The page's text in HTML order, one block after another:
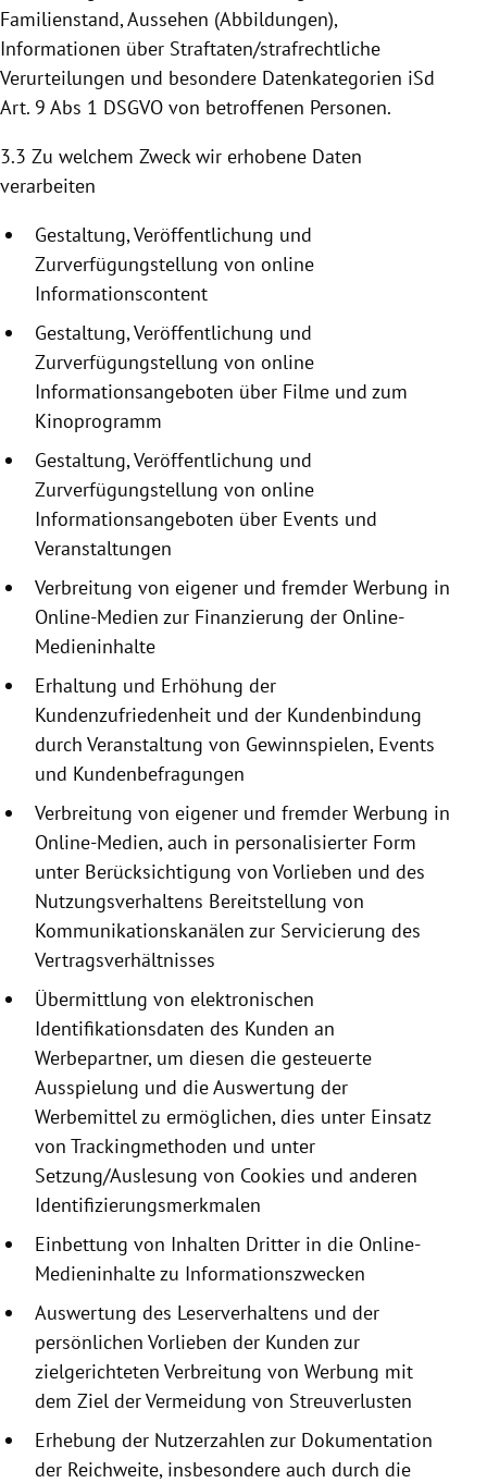
Familienstand, Aussehen (Abbildungen),
Informationen über Straftaten/strafrechtliche
Verurteilungen und besondere Datenkategorien iSd
Art. 9 Abs 1 DSGVO von betroffenen Personen.
3.3 Zu welchem Zweck wir erhobene Daten
verarbeiten
Gestaltung, Veröffentlichung und
Zurverfügungstellung von online
Informationscontent
Gestaltung, Veröffentlichung und
Zurverfügungstellung von online
Informationsangeboten über Filme und zum
Kinoprogramm
Gestaltung, Veröffentlichung und
Zurverfügungstellung von online
Informationsangeboten über Events und
Veranstaltungen
Verbreitung von eigener und fremder Werbung in
Online-Medien zur Finanzierung der Online-
Medieninhalte
Erhaltung und Erhöhung der
Kundenzufriedenheit und der Kundenbindung
durch Veranstaltung von Gewinnspielen, Events
und Kundenbefragungen
Verbreitung von eigener und fremder Werbung in
Online-Medien, auch in personalisierter Form
unter Berücksichtigung von Vorlieben und des
Nutzungsverhaltens Bereitstellung von
Kommunikationskanälen zur Servicierung des
Vertragsverhältnisses
Übermittlung von elektronischen
Identifikationsdaten des Kunden an
Werbepartner, um diesen die gesteuerte
Ausspielung und die Auswertung der
Werbemittel zu ermöglichen, dies unter Einsatz
von Trackingmethoden und unter
Setzung/Auslesung von Cookies und anderen
Identifizierungsmerkmalen
Einbettung von Inhalten Dritter in die Online-
Medieninhalte zu Informationszwecken
Auswertung des Leserverhaltens und der
persönlichen Vorlieben der Kunden zur
zielgerichteten Verbreitung von Werbung mit
dem Ziel der Vermeidung von Streuverlusten
Erhebung der Nutzerzahlen zur Dokumentation
der Reichweite, insbesondere auch durch die